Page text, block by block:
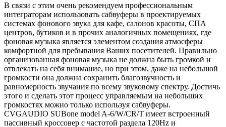
В связи с этим очень рекомендуем профессиональным
интеграторам использовать сабвуферы в проектируемых
системах фонового звука для кафе, салонов красоты, СПА
центров, бутиков и в прочих аналогичных помещениях, где
фоновая музыка является элементом создания атмосферы
комфортной для пребывания Ваших посетителей. Правильно
организованная фоновая музыка не должна быть громкой и
отвлекать на себя внимание, но при этом, даже на небольшой
громкости она должна сохранить благозвучность и
равномерность звучания по всему звуковому спектру. Достичь
этого и сделать этот процесс управляемым на небольших
громкостях можно только используя сабвуферы.
CVGAUDIO SUBone model A-6/W/CR/T имеет встроенный
пассивный кроссовер с частотой раздела 120Hz и